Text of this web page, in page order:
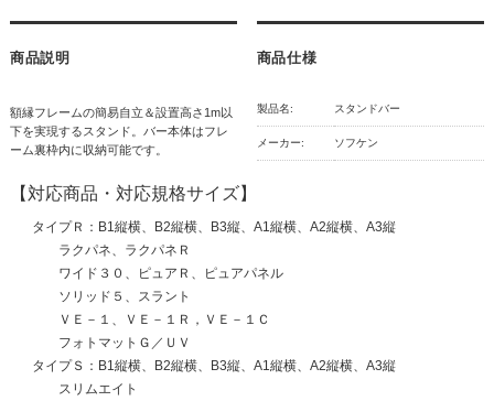
商品説明
額縁フレームの簡易自立＆設置高さ1m以
下を実現するスタンド。バー本体はフレ
ーム裏枠内に収納可能です。
商品仕様
製品名: スタンドバー
メーカー: ソフケン
【対応商品・対応規格サイズ】
タイプＲ：B1縦横、B2縦横、B3縦、A1縦横、A2縦横、A3縦
ラクパネ、ラクパネＲ
ワイド３０、ピュアＲ、ピュアパネル
ソリッド５、スラント
ＶＥ－１、ＶＥ－１Ｒ，ＶＥ－１Ｃ
フォトマットＧ／ＵＶ
タイプＳ：B1縦横、B2縦横、B3縦、A1縦横、A2縦横、A3縦
スリムエイト